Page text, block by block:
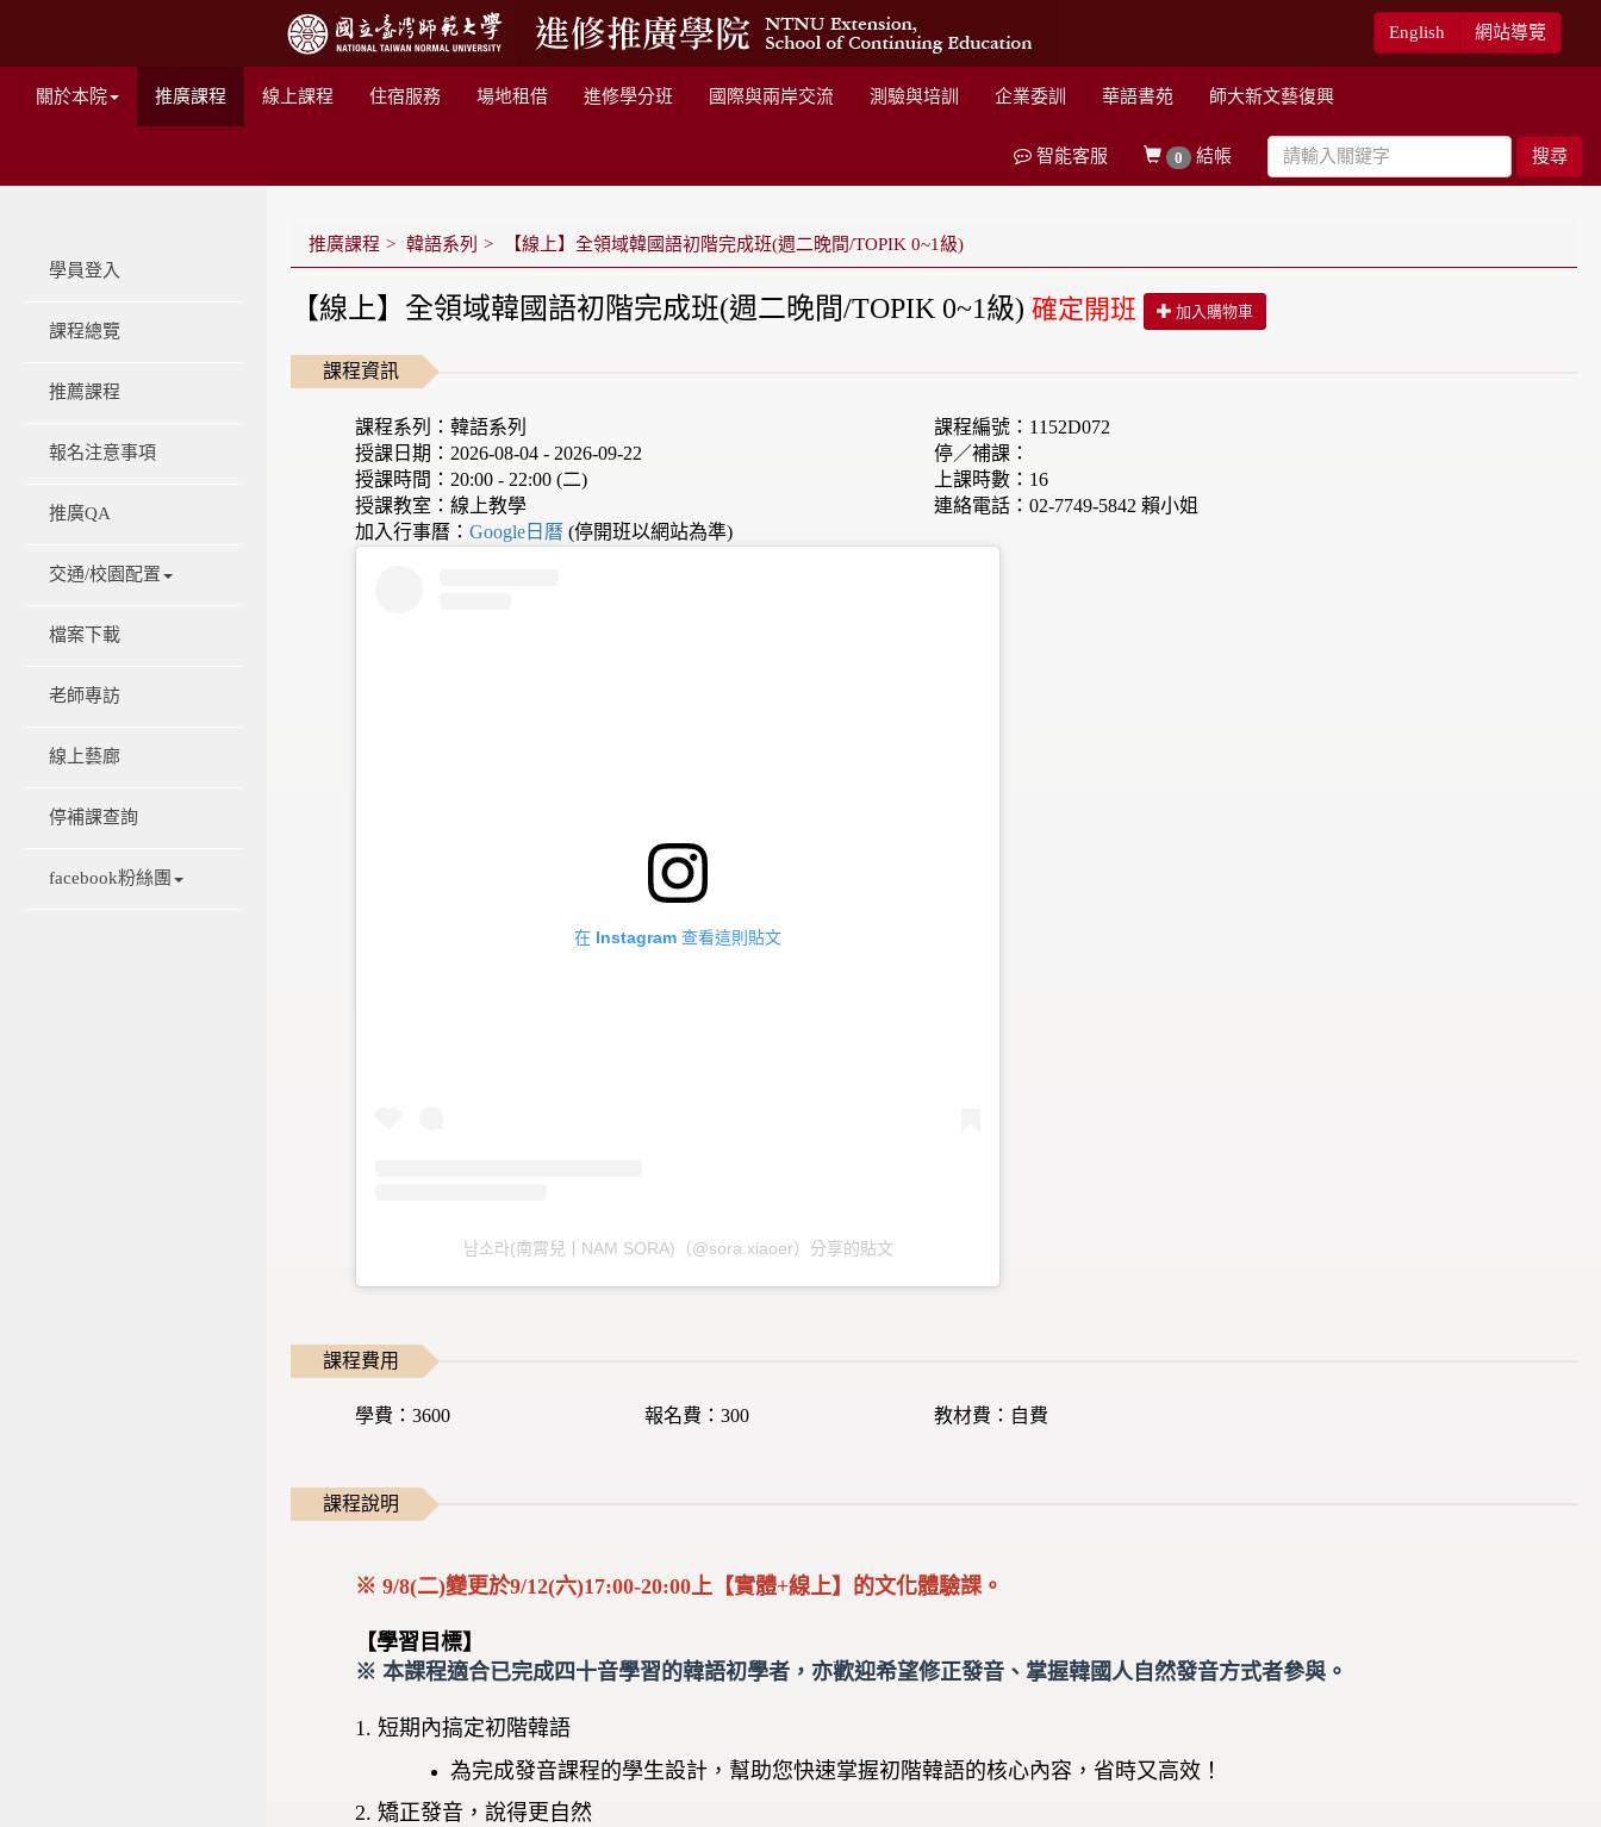
English 網站導覽
關於本院 推廣課程 線上課程 住宿服務 場地租借 進修學分班 國際與兩岸交流 測驗與培訓 企業委訓 華語書苑 師大新文藝復興
搜尋
0 結帳
智能客服
學員登入
課程總覽
推薦課程
報名注意事項
推廣QA
交通/校園配置
檔案下載
老師專訪
線上藝廊
停補課查詢
facebook粉絲團
推廣課程 韓語系列 【線上】全領域韓國語初階完成班(週二晚間/TOPIK 0~1級)
【線上】全領域韓國語初階完成班(週二晚間/TOPIK 0~1級) 確定開班 加入購物車
課程資訊
課程系列：韓語系列
課程編號：1152D072
授課日期：2026-08-04 - 2026-09-22
停／補課：
授課時間：20:00 - 22:00 (二)
上課時數：16
授課教室：線上教學
連絡電話：02-7749-5842 賴小姐
加入行事曆：Google日曆(停開班以網站為準)
在 Instagram 查看這則貼文
남소라(南霄兒ㅣNAM SORA)（@sora.xiaoer）分享的貼文
課程費用
學費：3600 報名費：300 教材費：自費
課程說明
※ 9/8(二)變更於9/12(六)17:00-20:00上【實體+線上】的文化體驗課。
【學習目標】
※ 本課程適合已完成四十音學習的韓語初學者，亦歡迎希望修正發音、掌握韓國人自然發音方式者參與。
1. 短期內搞定初階韓語
為完成發音課程的學生設計，幫助您快速掌握初階韓語的核心內容，省時又高效！
2. 矯正發音，說得更自然